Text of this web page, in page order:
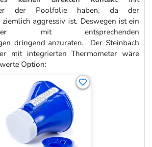
der Poolfolie haben, da der
aggressiv ist. Deswegen ist ein
mit entsprechenden
dringend anzuraten. Der Steinbach
mit integrierten Thermometer wäre
Option: